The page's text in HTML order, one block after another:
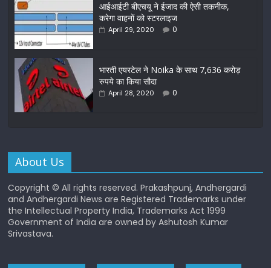
आईआईटी बीएचयू ने ईजाद की ऐसी तकनीक,
करेगा वाहनों को स्टरलाइज
April 29, 2020 0
भारती एयरटेल ने Noika के साथ 7,636 करोड़
रुपये का किया सौदा
April 28, 2020 0
About Us
Copyright © All rights reserved. Prakashpunj, Andhergardi
and Andhergardi News are Registered Trademarks under
the Intellectual Property India, Trademarks Act 1999
Government of India are owned by Ashutosh Kumar
Srivastava.